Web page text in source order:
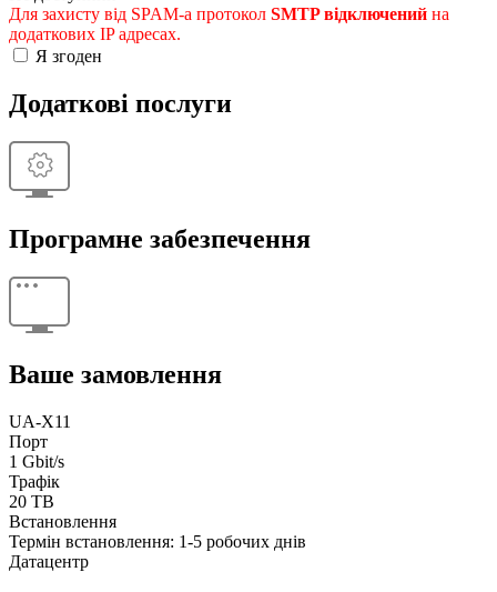
Для захисту від SPAM-а протокол SMTP відключений на
додаткових IP адресах.
Я згоден
Додаткові послуги
Програмне забезпечення
Ваше замовлення
UA-X11
Порт
1 Gbit/s
Трафік
20 TB
Встановлення
Термін встановлення: 1-5 робочих днів
Датацентр